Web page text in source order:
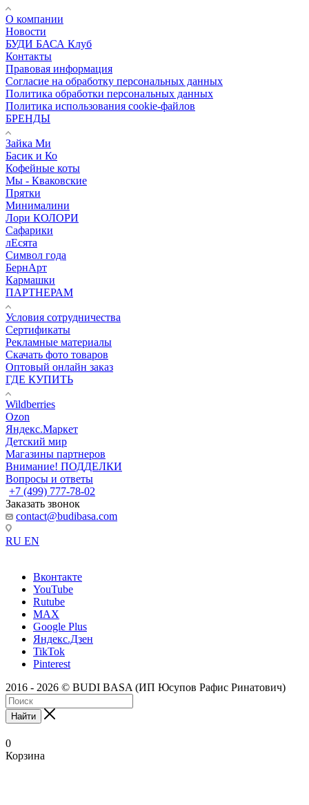
О компании
Новости
БУДИ БАСА Клуб
Контакты
Правовая информация
Согласие на обработку персональных данных
Политика обработки персональных данных
Политика использования cookie-файлов
БРЕНДЫ
Зайка Ми
Басик и Ко
Кофейные коты
Мы - Кваковские
Прятки
Минималини
Лори КОЛОРИ
Сафарики
лЕсята
Символ года
БернАрт
Кармашки
ПАРТНЕРАМ
Условия сотрудничества
Сертификаты
Рекламные материалы
Скачать фото товаров
Оптовый онлайн заказ
ГДЕ КУПИТЬ
Wildberries
Ozon
Яндекс.Маркет
Детский мир
Магазины партнеров
Внимание! ПОДДЕЛКИ
Вопросы и ответы
+7 (499) 777-78-02
Заказать звонок
contact@budibasa.com
RU EN
Вконтакте
YouTube
Rutube
MAX
Google Plus
Яндекс.Дзен
TikTok
Pinterest
2016 - 2026 © BUDI BASA (ИП Юсупов Рафис Ринатович)
Найти
0
Корзина